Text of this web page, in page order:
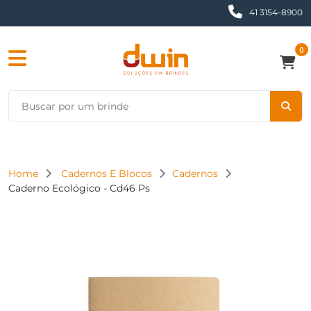
41 3154-8900
0
Home Cadernos E Blocos
Cadernos
Caderno Ecológico - Cd46 Ps